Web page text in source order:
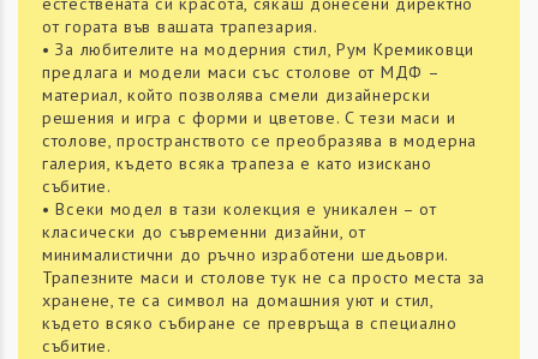
от гората във вашата трапезария.
• За любителите на модерния стил, Рум Кремиковци
предлага и модели маси със столове от МДФ –
материал, който позволява смели дизайнерски
решения и игра с форми и цветове. С тези маси и
столове, пространството се преобразява в модерна
галерия, където всяка трапеза е като изискано
събитие.
• Всеки модел в тази колекция е уникален – от
класически до съвременни дизайни, от
минималистични до ръчно изработени шедьоври.
Трапезните маси и столове тук не са просто места за
хранене, те са символ на домашния уют и стил,
където всяко събиране се превръща в специално
събитие.